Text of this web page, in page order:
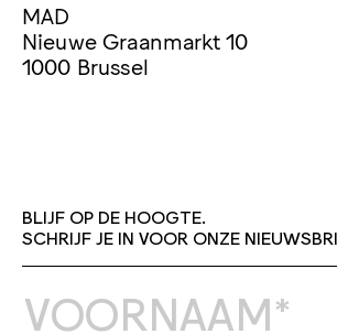
MAD
Nieuwe Graanmarkt 10
1000 Brussel
BLIJF OP DE HOOGTE.
SCHRIJF JE IN VOOR ONZE